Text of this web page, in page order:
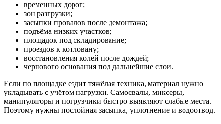
временных дорог;
зон разгрузки;
засыпки провалов после демонтажа;
подъёма низких участков;
площадок под складирование;
проездов к котловану;
восстановления колей после дождей;
чернового основания под дальнейшие слои.
Если по площадке ездит тяжёлая техника, материал нужно
укладывать с учётом нагрузки. Самосвалы, миксеры,
манипуляторы и погрузчики быстро выявляют слабые места.
Поэтому нужны послойная засыпка, уплотнение и водоотвод.